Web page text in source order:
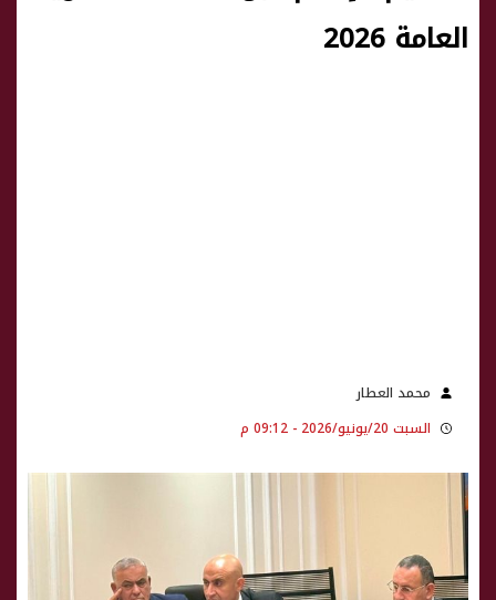
العامة 2026
محمد العطار
السبت 20/يونيو/2026 - 09:12 م